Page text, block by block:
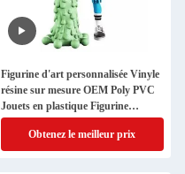
Figurine d'art personnalisée Vinyle
résine sur mesure OEM Poly PVC
Jouets en plastique Figurine
d'action
Obtenez le meilleur prix